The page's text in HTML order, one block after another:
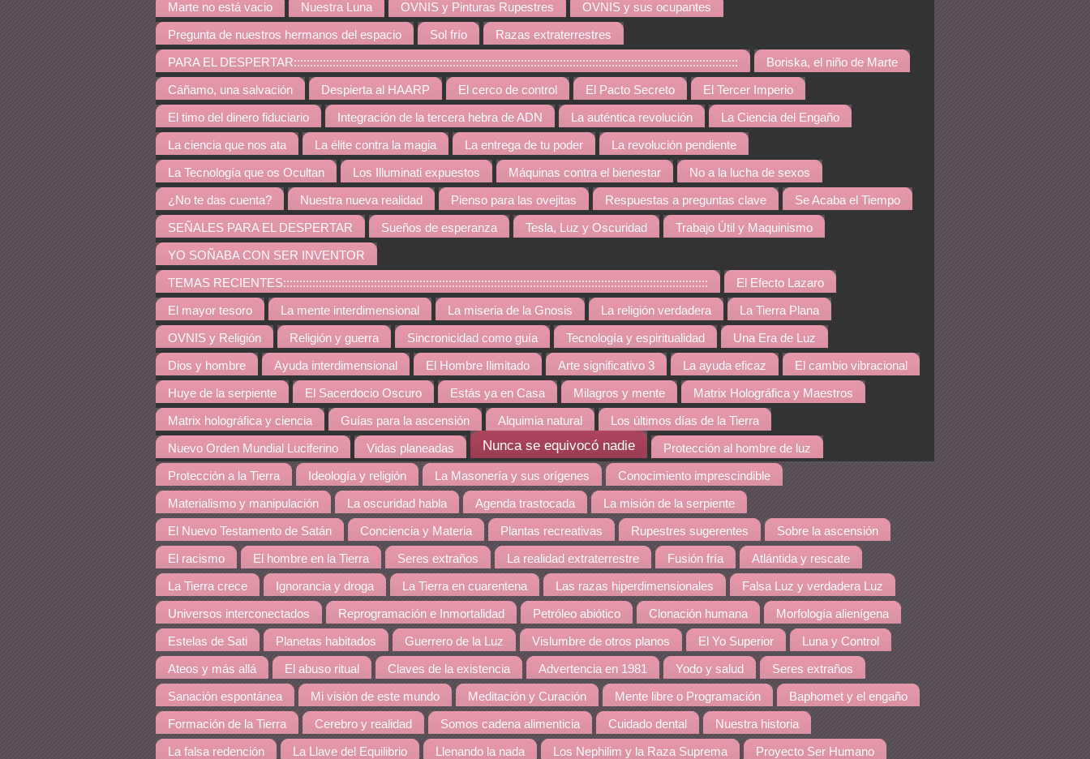
Marte no está vacio Nuestra Luna OVNIS y Pinturas Rupestres OVNIS y sus ocupantes
Pregunta de nuestros hermanos del espacio Sol frío Razas extraterrestres
PARA EL DESPERTAR::::::::::::::::::::::::::::::::::::::::::::::::::::::::::::::::::::::::::::::::::::::::::::::::::::::::::::::::::::::::::::::::::::::::: Boriska, el niño de Marte
Cáñamo, una salvación Despierta al HAARP El cerco de control El Pacto Secreto El Tercer Imperio
El timo del dinero fiduciario Integración de la tercera hebra de ADN La auténtica revolución La Ciencia del Engaño
La ciencia que nos ata La élite contra la magia La entrega de tu poder La revolución pendiente
La Tecnología que os Ocultan Los Illuminati expuestos Máquinas contra el bienestar No a la lucha de sexos
¿No te das cuenta? Nuestra nueva realidad Pienso para las ovejitas Respuestas a preguntas clave Se Acaba el Tiempo
SEÑALES PARA EL DESPERTAR Sueños de esperanza Tesla, Luz y Oscuridad Trabajo Útil y Maquinismo
YO SOÑABA CON SER INVENTOR
TEMAS RECIENTES::::::::::::::::::::::::::::::::::::::::::::::::::::::::::::::::::::::::::::::::::::::::::::::::::::::::::::::::::::::::::::::::::: El Efecto Lazaro
El mayor tesoro La mente interdimensional La miseria de la Gnosis La religión verdadera La Tierra Plana
OVNIS y Religión Religión y guerra Sincronicidad como guía Tecnología y espiritualidad Una Era de Luz
Dios y hombre Ayuda interdimensional El Hombre Ilimitado Arte significativo 3 La ayuda eficaz El cambio vibracional
Huye de la serpiente El Sacerdocio Oscuro Estás ya en Casa Milagros y mente Matrix Holográfica y Maestros
Matrix holográfica y ciencia Guías para la ascensión Alquimia natural Los últimos días de la Tierra
Nuevo Orden Mundial Luciferino Vidas planeadas Nunca se equivocó nadie Protección al hombre de luz
Protección a la Tierra Ideología y religión La Masonería y sus orígenes Conocimiento imprescindible
Materialismo y manipulación La oscuridad habla Agenda trastocada La misión de la serpiente
El Nuevo Testamento de Satán Conciencia y Materia Plantas recreativas Rupestres sugerentes Sobre la ascensión
El racismo El hombre en la Tierra Seres extraños La realidad extraterrestre Fusión fría Atlántida y rescate
La Tierra crece Ignorancia y droga La Tierra en cuarentena Las razas hiperdimensionales Falsa Luz y verdadera Luz
Universos interconectados Reprogramación e Inmortalidad Petróleo abiótico Clonación humana Morfología alienígena
Estelas de Sati Planetas habitados Guerrero de la Luz Vislumbre de otros planos El Yo Superior Luna y Control
Ateos y más allá El abuso ritual Claves de la existencia Advertencia en 1981 Yodo y salud Seres extraños
Sanación espontánea Mi visión de este mundo Meditación y Curación Mente libre o Programación Baphomet y el engaño
Formación de la Tierra Cerebro y realidad Somos cadena alimenticia Cuidado dental Nuestra historia
La falsa redención La Llave del Equilibrio Llenando la nada Los Nephilim y la Raza Suprema Proyecto Ser Humano